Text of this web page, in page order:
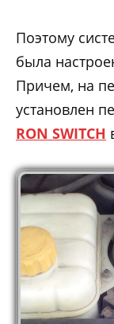
Поэтому
была
Причем, на
установлен
RON SWITCH